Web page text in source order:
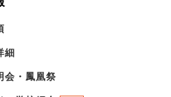
細
会・鳳凰祭